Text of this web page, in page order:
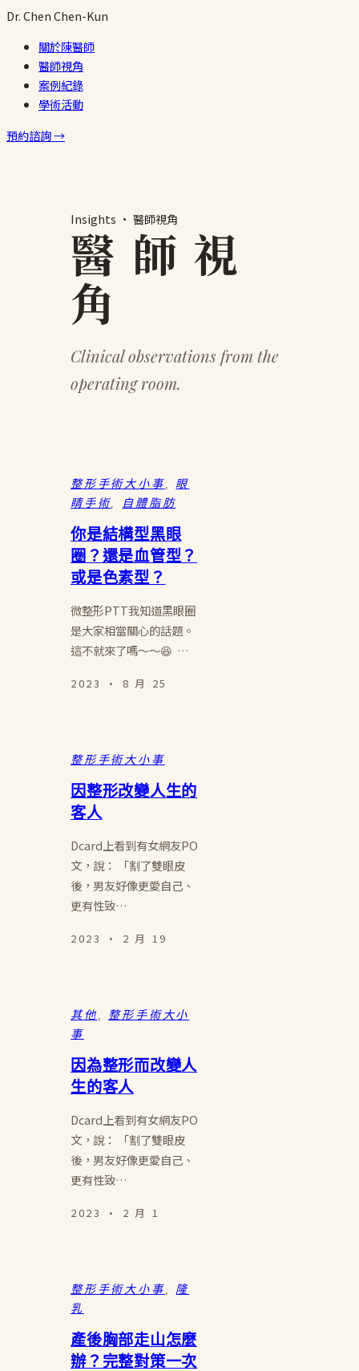
跳
Dr.ChenChen-Kun
關於陳醫師
醫師視角
案例紀錄
學術活動
預約諮詢 →
Insights · 醫師視角
醫 師 視
角
Clinical observations from the
operating room.
整形手術大小事
眼
睛手術
自體脂肪
你是結構型黑眼
圈？還是血管型？
或是色素型？
微整形PTT我知道黑眼圈
是大家相當關心的話題。
這不就來了嗎～～😆 …
2023 · 8 月 25
整形手術大小事
因整形改變人生的
客人
Dcard上看到有女網友PO
文，說： 「割了雙眼皮
後，男友好像更愛自己、
更有性致…
2023 · 2 月 19
其他
整形手術大小
事
因為整形而改變人
生的客人
Dcard上看到有女網友PO
文，說： 「割了雙眼皮
後，男友好像更愛自己、
更有性致…
2023 · 2 月 1
整形手術大小事
隆
乳
產後胸部走山怎麼
辦？完整對策一次